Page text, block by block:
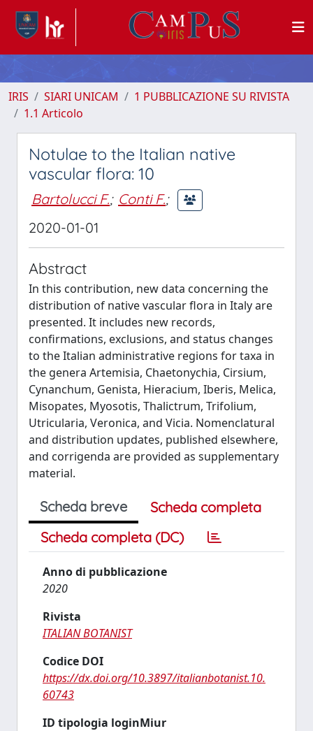
IRIS SIARI UNICAM
1 PUBBLICAZIONE SU RIVISTA
1.1 Articolo
Notulae to the Italian native
vascular flora: 10
Bartolucci F.; Conti F.;
2020-01-01
Abstract
In this contribution, new data concerning the
distribution of native vascular flora in Italy are
presented. It includes new records,
confirmations, exclusions, and status changes
to the Italian administrative regions for taxa in
the genera Artemisia, Chaetonychia, Cirsium,
Cynanchum, Genista, Hieracium, Iberis, Melica,
Misopates, Myosotis, Thalictrum, Trifolium,
Utricularia, Veronica, and Vicia. Nomenclatural
and distribution updates, published elsewhere,
and corrigenda are provided as supplementary
material.
Scheda breve
Scheda completa
Scheda completa (DC)
Anno di pubblicazione
2020
Rivista
ITALIAN BOTANIST
Codice DOI
https://dx.doi.org/10.3897/italianbotanist.10.
60743
ID tipologia loginMiur